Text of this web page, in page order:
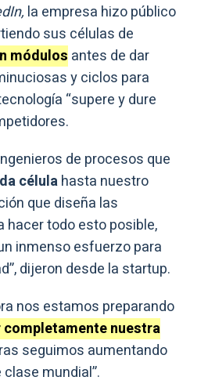
la empresa hizo público
sus células de
módulos antes de dar
y ciclos para
“supere y dure
de procesos que
célulahasta nuestro
que diseña las
hacer todo esto posible,
inmenso esfuerzo para
dijeron desde la startup.
nos estamos preparando
nuestra
seguimos aumentando
mundial”.